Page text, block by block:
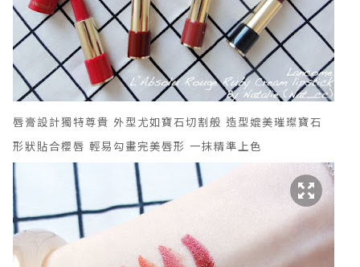
唇膏設計獨特尊貴 外型尤如寶石切割般 造型媲美璀璨寶石
形狀貼合櫻唇 輕易勾畫完美唇形 一抹精準上色